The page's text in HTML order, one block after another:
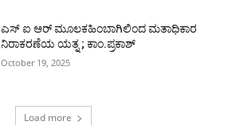
ಎಸ್ ಐ ಆರ್ ಮೂಲಕಹಿಂಬಾಗಿಲಿಂದ ಮತಾಧಿಕಾರ
ನಿರಾಕರಣೆಯ ಯತ್ನ ; ಕಾಂ.ಪ್ರಕಾಶ್
October 19, 2025
Load more